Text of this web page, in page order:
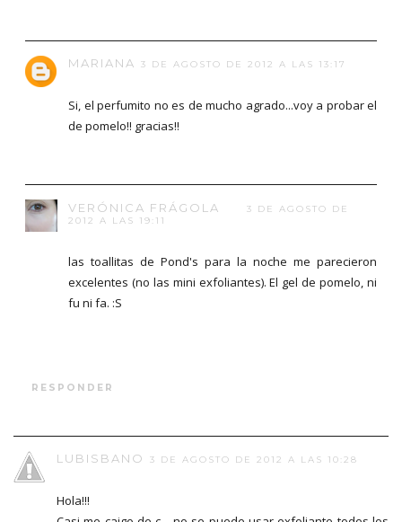
MARIANA 3 DE AGOSTO DE 2012 A LAS 13:17
Si, el perfumito no es de mucho agrado...voy a probar el
de pomelo!! gracias!!
VERÓNICA FRÁGOLA
3 DE AGOSTO DE
2012 A LAS 19:11
las toallitas de Pond's para la noche me parecieron
excelentes (no las mini exfoliantes). El gel de pomelo, ni
fu ni fa. :S
RESPONDER
LUBISBANO 3 DE AGOSTO DE 2012 A LAS 10:28
Hola!!!